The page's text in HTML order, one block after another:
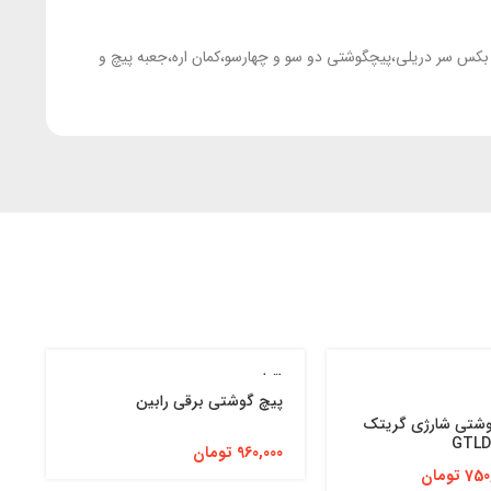
بکس سر دریلی،پیچگوشتی دو سو و چهارسو،کمان اره،جعبه پیچ و
شارژی گریتک
تومان
اتمام موجودی
پیچ گوشتی برقی رابین
960,000 تومان